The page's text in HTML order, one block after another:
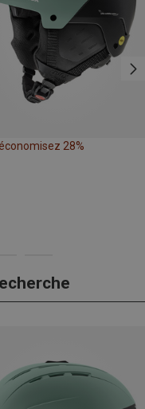
28%